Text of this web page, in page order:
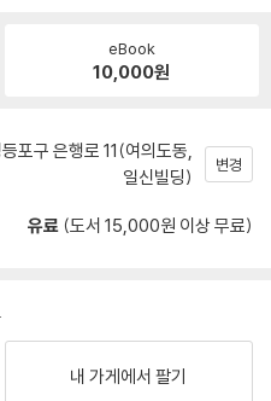
eBook
10,000원
포구 은행로 11(여의도동,
일신빌딩)
변경
유료 (도서 15,000원 이상 무료)
내 가게에서 팔기